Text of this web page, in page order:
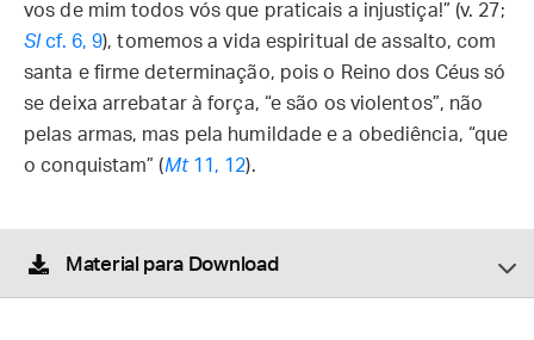
vos de mim todos vós que praticais a injustiça!” (v. 27;
Sl cf. 6, 9), tomemos a vida espiritual de assalto, com
santa e firme determinação, pois o Reino dos Céus só
se deixa arrebatar à força, “e são os violentos”, não
pelas armas, mas pela humildade e a obediência, “que
o conquistam” (Mt11, 12).
Material para Download